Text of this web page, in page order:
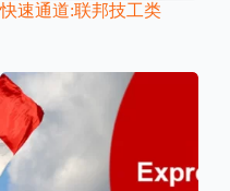
快速通道:联邦技工类